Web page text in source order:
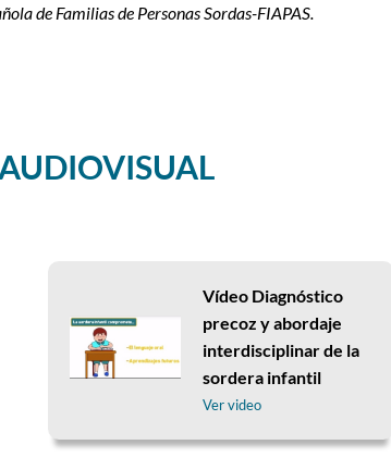
de Familias de Personas Sordas-FIAPAS.
Vídeo Diagnóstico
precoz y abordaje
interdisciplinar de la
sordera infantil
Ver video